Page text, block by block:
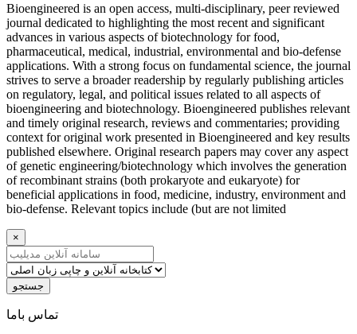
Bioengineered is an open access, multi-disciplinary, peer reviewed
journal dedicated to highlighting the most recent and significant
advances in various aspects of biotechnology for food,
pharmaceutical, medical, industrial, environmental and bio-defense
applications. With a strong focus on fundamental science, the journal
strives to serve a broader readership by regularly publishing articles
on regulatory, legal, and political issues related to all aspects of
bioengineering and biotechnology. Bioengineered publishes relevant
and timely original research, reviews and commentaries; providing
context for original work presented in Bioengineered and key results
published elsewhere. Original research papers may cover any aspect
of genetic engineering/biotechnology which involves the generation
of recombinant strains (both prokaryote and eukaryote) for
beneficial applications in food, medicine, industry, environment and
bio-defense. Relevant topics include (but are not limited
×
جستجو
ﺗﻤﺎﺱ ﺑﺎﻣﺎ